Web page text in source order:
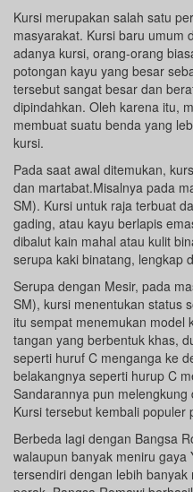
Kursi merupakan salah satu
masyarakat. Kursi baru umum
adanya kursi, orang-orang
potongan kayu yang besar
tersebut sangat besar dan
dipindahkan. Oleh karena itu,
membuat suatu benda yang
kursi.
Pada saat awal ditemukan,
dan martabat.Misalnya pada
SM). Kursi untuk raja terbuat
gading, atau kayu berlapis
dibalut kain mahal atau kulit
serupa kaki binatang, lengkap
Serupa dengan Mesir, pada
SM), kursi menentukan status
itu sempat menemukan model
tangan yang berbentuk khas,
seperti huruf C menganga ke
belakangnya seperti hurup C
Sandarannya pun
Kursi tersebut kembali populer
Berbeda lagi dengan Bangsa
walaupun banyak meniru gaya
tersendiri dengan lebih